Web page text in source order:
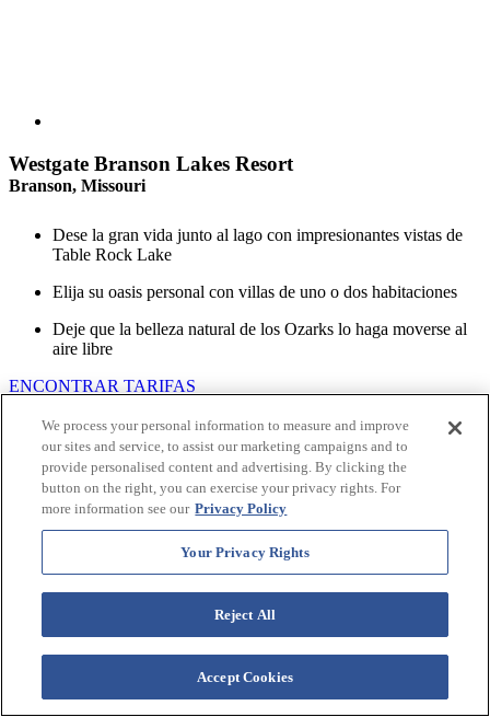
Westgate Branson Lakes Resort
Branson, Missouri
Dese la gran vida junto al lago con impresionantes vistas de
Table Rock Lake
Elija su oasis personal con villas de uno o dos habitaciones
Deje que la belleza natural de los Ozarks lo haga moverse al
aire libre
ENCONTRAR TARIFAS
Westgate Branson Lakes Resort
Branson, Missouri
Dese la gran vida junto al lago con impresionantes vistas de
Table Rock Lake
Elija su oasis personal con villas de uno o dos habitaciones
Deje que la belleza natural de los Ozarks lo haga moverse al
ENCONTRAR TARIFAS
We process your personal information to measure and improve
our sites and service, to assist our marketing campaigns and to
provide personalised content and advertising. By clicking the
button on the right, you can exercise your privacy rights. For
more information see our Privacy Policy
Your Privacy Rights
Reject All
Accept Cookies